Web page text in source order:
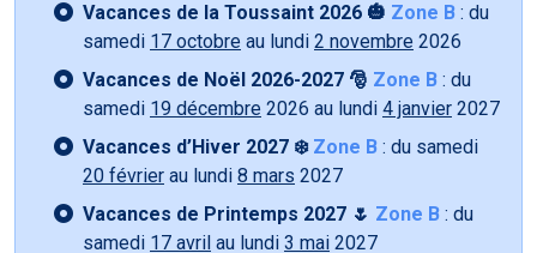
Vacances de la Toussaint 2026 🎃 Zone B : du
samedi 17 octobre au lundi 2 novembre 2026
Vacances de Noël 2026-2027 🎅 Zone B : du
samedi 19 décembre 2026 au lundi 4 janvier 2027
Vacances d’Hiver 2027 ❄️ Zone B : du samedi
20 février au lundi 8 mars 2027
Vacances de Printemps 2027 🌷 Zone B : du
samedi 17 avril au lundi 3 mai 2027